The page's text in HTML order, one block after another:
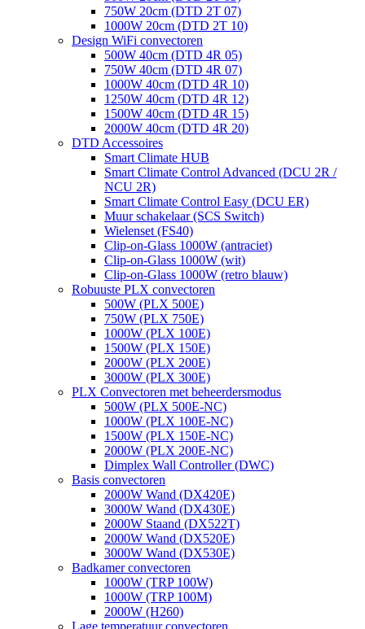
750W 20cm (DTD 2T 07)
1000W 20cm (DTD 2T 10)
Design WiFi convectoren
500W 40cm (DTD 4R 05)
750W 40cm (DTD 4R 07)
1000W 40cm (DTD 4R 10)
1250W 40cm (DTD 4R 12)
1500W 40cm (DTD 4R 15)
2000W 40cm (DTD 4R 20)
DTD Accessoires
Smart Climate HUB
Smart Climate Control Advanced (DCU 2R /
NCU 2R)
Smart Climate Control Easy (DCU ER)
Muur schakelaar (SCS Switch)
Wielenset (FS40)
Clip-on-Glass 1000W (antraciet)
Clip-on-Glass 1000W (wit)
Clip-on-Glass 1000W (retro blauw)
Robuuste PLX convectoren
500W (PLX 500E)
750W (PLX 750E)
1000W (PLX 100E)
1500W (PLX 150E)
2000W (PLX 200E)
3000W (PLX 300E)
PLX Convectoren met beheerdersmodus
500W (PLX 500E-NC)
1000W (PLX 100E-NC)
1500W (PLX 150E-NC)
2000W (PLX 200E-NC)
Dimplex Wall Controller (DWC)
Basis convectoren
2000W Wand (DX420E)
3000W Wand (DX430E)
2000W Staand (DX522T)
2000W Wand (DX520E)
3000W Wand (DX530E)
Badkamer convectoren
1000W (TRP 100W)
1000W (TRP 100M)
2000W (H260)
Lage temperatuur convectoren